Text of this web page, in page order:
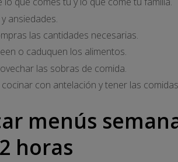
ansiedades.
las cantidades necesarias.
o caduquen los alimentos.
las sobras de comida.
con antelación y tener las
menús
horas